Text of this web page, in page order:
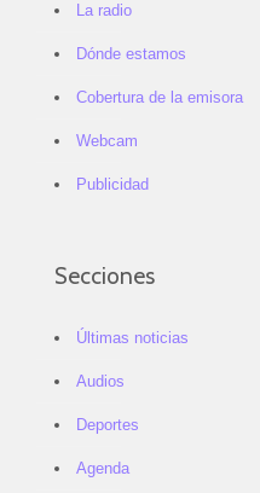
La radio
Dónde estamos
Cobertura de la emisora
Webcam
Publicidad
Secciones
Últimas noticias
Audios
Deportes
Agenda